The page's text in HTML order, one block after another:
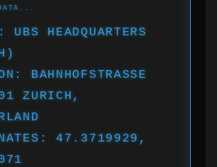
UBS HEADQUARTERS
BAHNHOFSTRASSE
ZURICH,
47.3719929,